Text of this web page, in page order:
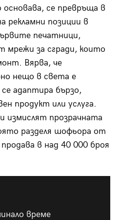
основава, се превръща в
рекламни позиции в
печатници,
мрежи за сгради, които
Вярва, че
нещо в света е
адаптира бързо,
продукт или услуга.
измислят прозрачната
разделя шофьора от
в над 40 000 броя
време